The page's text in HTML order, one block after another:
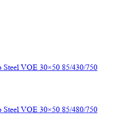
Steel VOE 30×50 85/430/750
Steel VOE 30×50 85/480/750